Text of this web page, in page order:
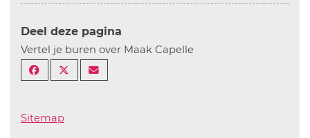
Deel deze pagina
Vertel je buren over Maak Capelle
Sitemap